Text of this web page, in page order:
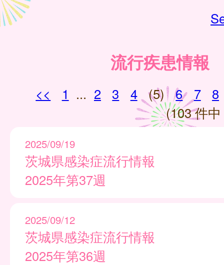
流行疾患情報
<< 1 ... 2 3 4 (5) 6 7
8
(103 件
2025/09/19
茨城県感染症流行情報
2025年第37週
2025/09/12
茨城県感染症流行情報
2025年第36週